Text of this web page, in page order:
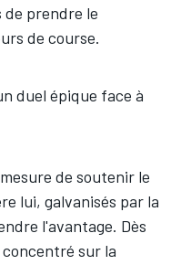
de prendre le
de course.
duel épique face à
de soutenir le
lui, galvanisés par la
l'avantage. Dès
sur la